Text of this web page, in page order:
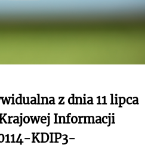
z dnia 11 lipca
Informacji
KDIP3-